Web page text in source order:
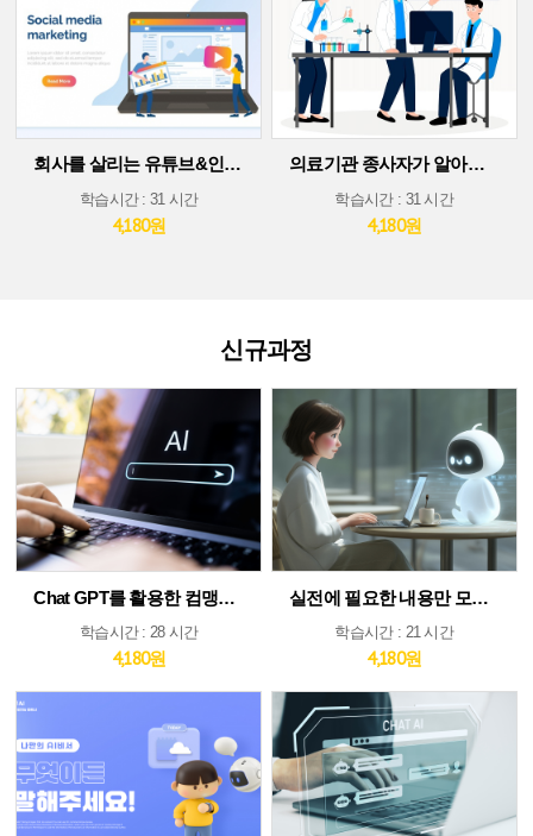
회사를 살리는 유튜브&인스타그램 소셜 미디어 마케팅
학습시간 : 31 시간
4,180원
의료기관 종사자가 알아야 할 의료기술 트렌드
학습시간 : 31 시간
4,180원
신규과정
Chat GPT를 활용한 컴맹도 쉬운 AI
학습시간 : 28 시간
4,180원
실전에 필요한 내용만 모았다! ChatGPT&AI 툴 활용 가이드
학습시간 : 21 시간
4,180원